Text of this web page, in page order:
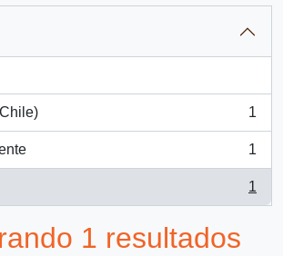
1
1
1
1 resultados